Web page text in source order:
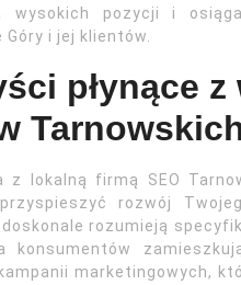
wysokich pozycji i
Góry i jej klientów.
płynące
z lokalną firmą SEO
rozwój
rozumieją
konsumentów
marketingowych,